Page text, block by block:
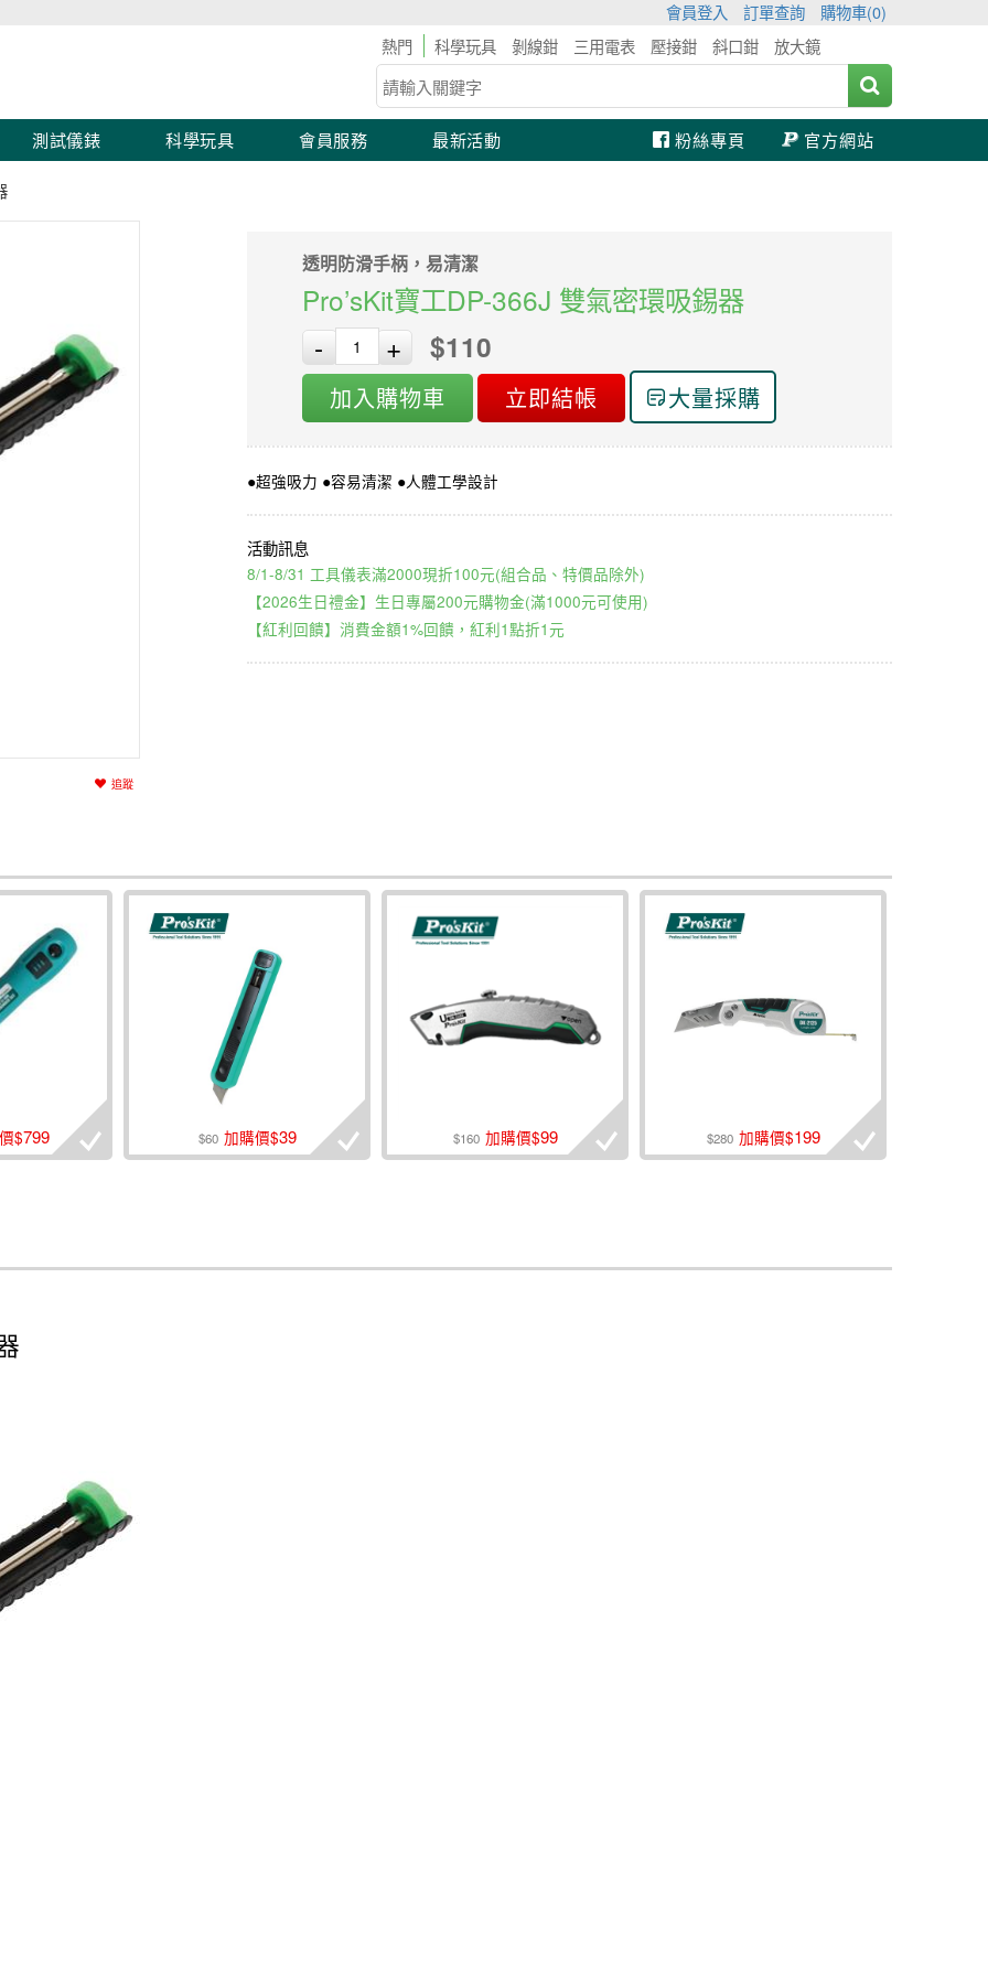
會員登入 訂單查詢 購物車(0)
科學玩具
剝線鉗 三用電表 壓接鉗 斜口鉗 放大鏡
測試儀錶 科學玩具 會員服務 最新活動 官方網站
粉絲專頁
追蹤
透明防滑手柄，易清潔
Pro’sKit寶工DP-366J 雙氣密環吸錫器
-
+ $110
加入購物車 立即結帳 大量採購
●超強吸力 ●容易清潔 ●人體工學設計
8/1-8/31 工具儀表滿2000現折100元(組合品、特價品除外)
【2026生日禮金】生日專屬200元購物金(滿1000元可使用)
【紅利回饋】消費金額1%回饋，紅利1點折1元
$799 $60 加購價$39 $160 加購價$99 $280 加購價$199